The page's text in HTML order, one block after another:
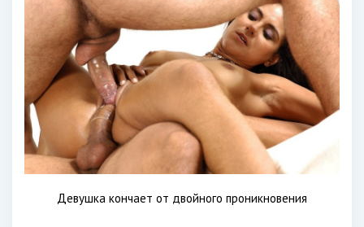
Девушка кончает от двойного проникновения